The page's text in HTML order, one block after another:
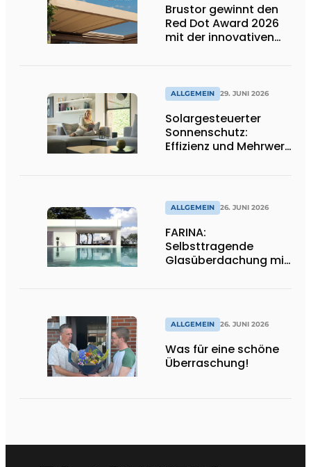
Brustor gewinnt den
Red Dot Award 2026
mit der innovativen
ALLGEMEIN 29. JUNI 2026
Solargesteuerter
Sonnenschutz:
Effizienz und Mehrwert
ALLGEMEIN 26. JUNI 2026
FARINA:
Selbsttragende
Glasüberdachung mit
ALLGEMEIN 26. JUNI 2026
Was für eine schöne
Überraschung!